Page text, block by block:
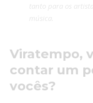
tanto para os
música.
Viratempo,
contar um
vocês?